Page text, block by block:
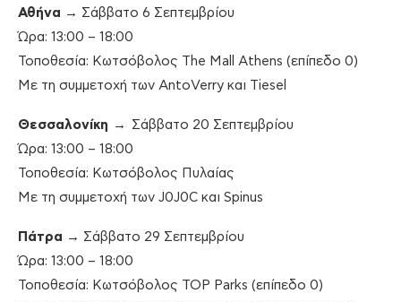
Αθήνα → Σάββατο 6 Σεπτεμβρίου
Ώρα: 13:00 – 18:00
Τοποθεσία: Κωτσόβολος The Mall Athens (επίπεδο 0)
Με τη συμμετοχή των AntoVerry και Tiesel
Θεσσαλονίκη →
Σάββατο 20 Σεπτεμβρίου
Ώρα: 13:00 – 18:00
Τοποθεσία: Κωτσόβολος Πυλαίας
Με τη συμμετοχή των J0J0C και Spinus
Πάτρα → Σάββατο 29 Σεπτεμβρίου
Ώρα: 13:00 – 18:00
Τοποθεσία: Κωτσόβολος TOP Parks (επίπεδο 0)